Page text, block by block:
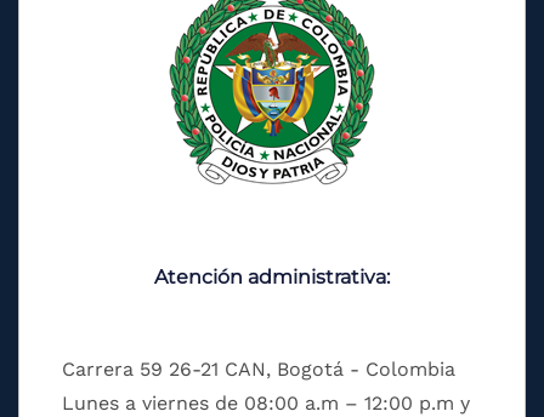
Atención administrativa:
Carrera 59 26-21 CAN, Bogotá - Colombia
Lunes a viernes de 08:00 a.m – 12:00 p.m y